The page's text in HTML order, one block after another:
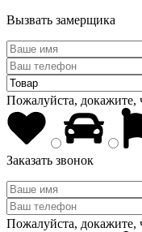
Вызвать замерщика
Пожалуйста, докажите,
Заказать звонок
Пожалуйста, докажите,